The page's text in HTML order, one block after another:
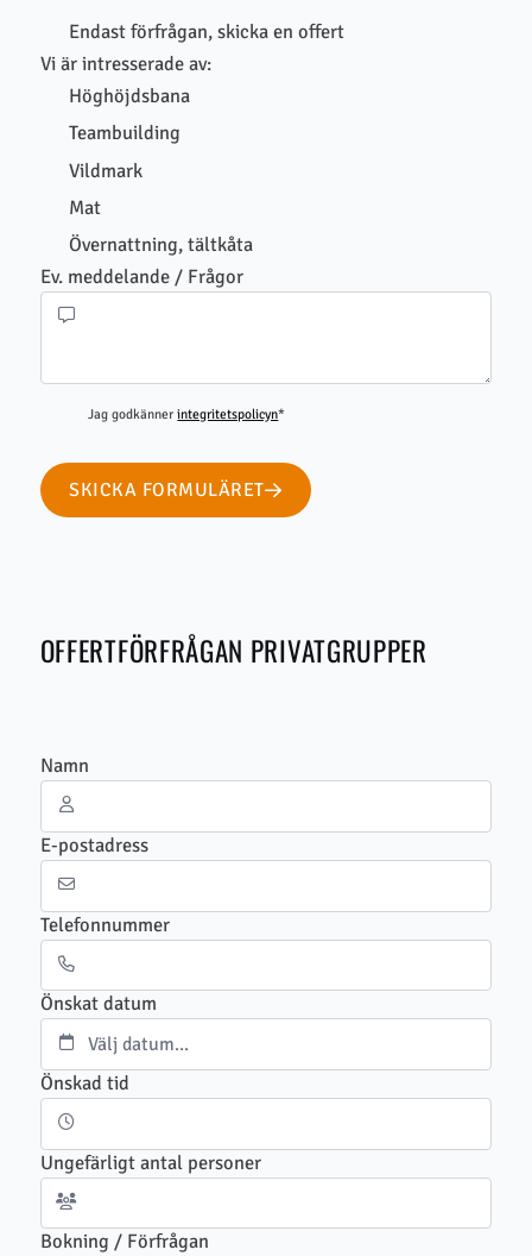
Endast förfrågan, skicka en offert
Vi är intresserade av:
Höghöjdsbana
Teambuilding
Vildmark
Mat
Övernattning, tältkåta
Ev. meddelande / Frågor
Jag godkännerintegritetspolicyn*
SKICKA FORMULÄRET
OFFERTFÖRFRÅGAN PRIVATGRUPPER
Namn
E-postadress
Telefonnummer
Önskat datum
Önskad tid
Ungefärligt antal personer
Bokning / Förfrågan